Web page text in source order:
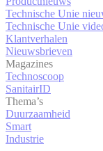
Technische Unie
Technische Unie
Klantverhalen
Nieuwsbrieven
Magazines
Technoscoop
SanitairID
Thema’s
Duurzaamheid
Smart
Industrie